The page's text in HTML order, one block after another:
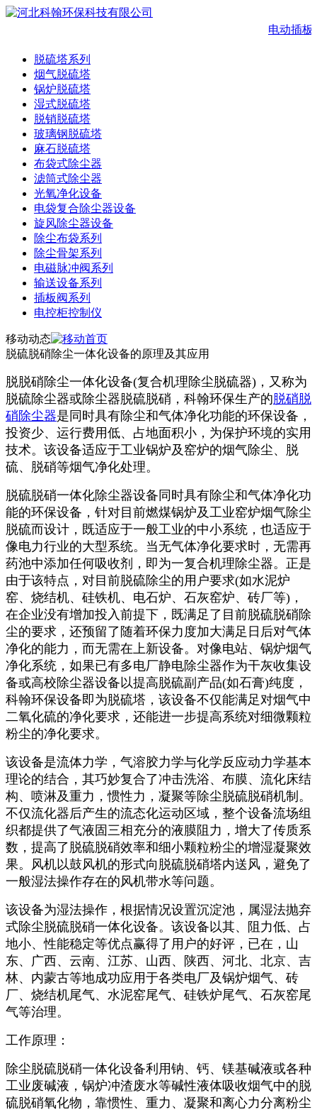
电动插板
脱硫塔系列
烟气脱硫塔
锅炉脱硫塔
湿式脱硫塔
脱销脱硫塔
玻璃钢脱硫塔
麻石脱硫塔
布袋式除尘器
滤筒式除尘器
光氧净化设备
电袋复合除尘器设备
旋风除尘器设备
除尘布袋系列
除尘骨架系列
电磁脉冲阀系列
输送设备系列
插板阀系列
电控柜控制仪
移动动态
脱硫脱硝除尘一体化设备的原理及其应用
脱脱硝除尘一体化设备(复合机理除尘脱硫器)，又称为
脱硫除尘器或除尘器脱硫脱硝，科翰环保生产的脱硝脱
硝除尘器是同时具有除尘和气体净化功能的环保设备，
投资少、运行费用低、占地面积小，为保护环境的实用
技术。该设备适应于工业锅炉及窑炉的烟气除尘、脱
硫、脱硝等烟气净化处理。
脱硫脱硝一体化除尘器设备同时具有除尘和气体净化功
能的环保设备，针对目前燃煤锅炉及工业窑炉烟气除尘
脱硫而设计，既适应于一般工业的中小系统，也适应于
像电力行业的大型系统。当无气体净化要求时，无需再
药池中添加任何吸收剂，即为一复合机理除尘器。正是
由于该特点，对目前脱硫除尘的用户要求(如水泥炉
窑、烧结机、硅铁机、电石炉、石灰窑炉、砖厂等)，
在企业没有增加投入前提下，既满足了目前脱硫脱硝除
尘的要求，还预留了随着环保力度加大满足日后对气体
净化的能力，而无需在上新设备。对像电站、锅炉烟气
净化系统，如果已有多电厂静电除尘器作为干灰收集设
备或高校除尘器设备以提高脱硫副产品(如石膏)纯度，
科翰环保设备即为脱硫塔，该设备不仅能满足对烟气中
二氧化硫的净化要求，还能进一步提高系统对细微颗粒
粉尘的净化要求。
该设备是流体力学，气溶胶力学与化学反应动力学基本
理论的结合，其巧妙复合了冲击洗浴、布膜、流化床结
构、喷淋及重力，惯性力，凝聚等除尘脱硫脱硝机制。
不仅流化器后产生的流态化运动区域，整个设备流场组
织都提供了气液固三相充分的液膜阻力，增大了传质系
数，提高了脱硫脱硝效率和细小颗粒粉尘的增湿凝聚效
果。风机以鼓风机的形式向脱硫脱硝塔内送风，避免了
一般湿法操作存在的风机带水等问题。
该设备为湿法操作，根据情况设置沉淀池，属湿法抛弃
式除尘脱硫脱硝一体化设备。该设备以其、阻力低、占
地小、性能稳定等优点赢得了用户的好评，已在，山
东、广西、云南、江苏、山西、陕西、河北、北京、吉
林、内蒙古等地成功应用于各类电厂及锅炉烟气、砖
厂、烧结机尾气、水泥窑尾气、硅铁炉尾气、石灰窑尾
气等治理。
工作原理：
除尘脱硫脱硝一体化设备利用钠、钙、镁基碱液或各种
工业废碱液，锅炉冲渣废水等碱性液体吸收烟气中的脱
硫脱硝氧化物，靠惯性、重力、凝聚和离心力分离粉尘